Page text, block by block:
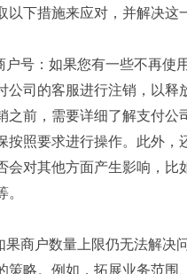
以下措施来应对，并解决这
户号：如果您有一些不再使
公司的客服进行注销，以释
之前，需要详细了解支付公
按照要求进行操作。此外，
会对其他方面产生影响，比
果商户数量上限仍无法解决
策略。例如，拓展业务范围